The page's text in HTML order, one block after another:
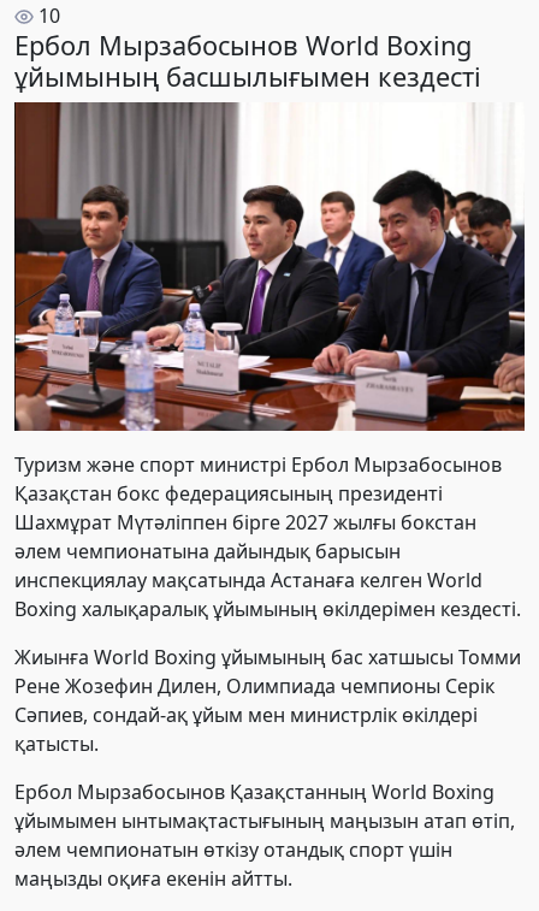
10
Ербол Мырзабосынов World Boxing
ұйымының басшылығымен кездесті
Туризм және спорт министрі Ербол Мырзабосынов
Қазақстан бокс федерациясының президенті
Шахмұрат Мүтәліппен бірге 2027 жылғы бокстан
әлем чемпионатына дайындық барысын
инспекциялау мақсатында Астанаға келген World
Boxing халықаралық ұйымының өкілдерімен кездесті.
Жиынға World Boxing ұйымының бас хатшысы Томми
Рене Жозефин Дилен, Олимпиада чемпионы Серік
Сәпиев, сондай-ақ ұйым мен министрлік өкілдері
қатысты.
Ербол Мырзабосынов Қазақстанның World Boxing
ұйымымен ынтымақтастығының маңызын атап өтіп,
әлем чемпионатын өткізу отандық спорт үшін
маңызды оқиға екенін айтты.